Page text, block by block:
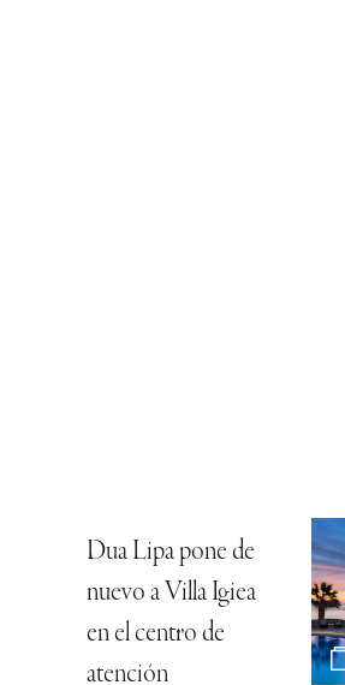
Dua Lipa pone de
nuevo a Villa Igiea
en el centro de
atención